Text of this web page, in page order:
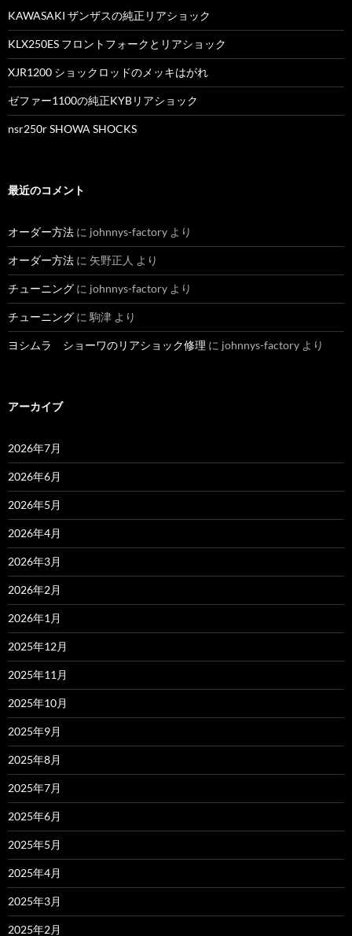
シ
ョ
ン
KAWASAKI ザンザスの純正リアショック
KLX250ES フロントフォークとリアショック
XJR1200 ショックロッドのメッキはがれ
ゼファー1100の純正KYBリアショック
nsr250r SHOWA SHOCKS
最近のコメント
オーダー方法 に johnnys-factory より
オーダー方法 に 矢野正人 より
チューニング に johnnys-factory より
チューニング に駒津 より
ヨシムラ ショーワのリアショック修理 に johnnys-factory より
アーカイブ
2026年7月
2026年6月
2026年5月
2026年4月
2026年3月
2026年2月
2026年1月
2025年12月
2025年11月
2025年10月
2025年9月
2025年8月
2025年7月
2025年6月
2025年5月
2025年4月
2025年3月
2025年2月